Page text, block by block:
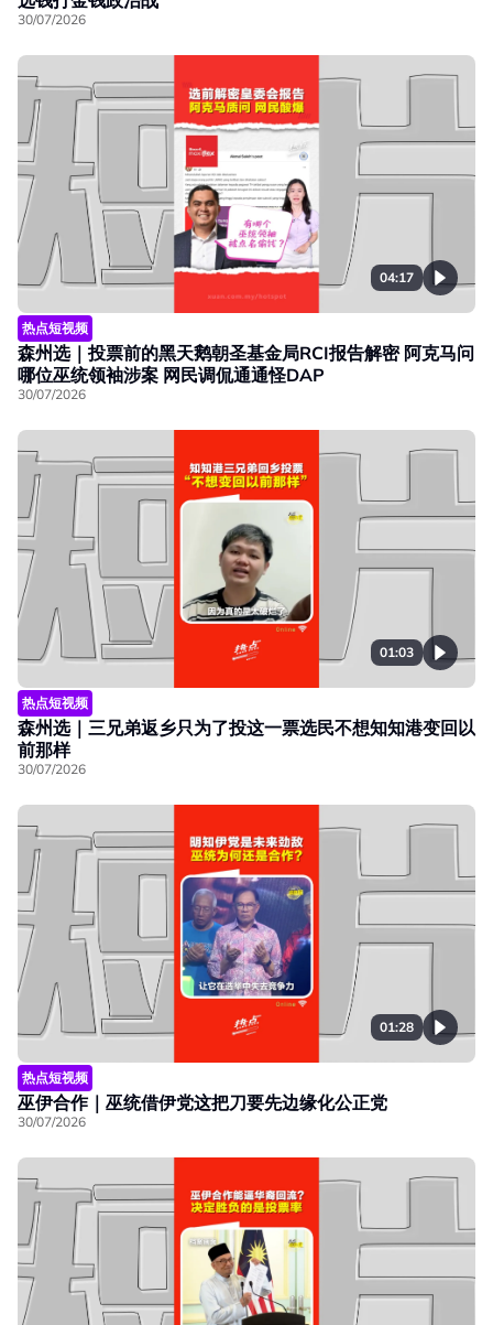
30/07/2026
04:17
热点短视频
森州选｜投票前的黑天鹅朝圣基金局RCI报告解密 阿克马问
哪位巫统领袖涉案 网民调侃通通怪DAP
30/07/2026
01:03
热点短视频
森州选｜三兄弟返乡只为了投这一票选民不想知知港变回以
前那样
30/07/2026
01:28
热点短视频
巫伊合作｜巫统借伊党这把刀要先边缘化公正党
30/07/2026